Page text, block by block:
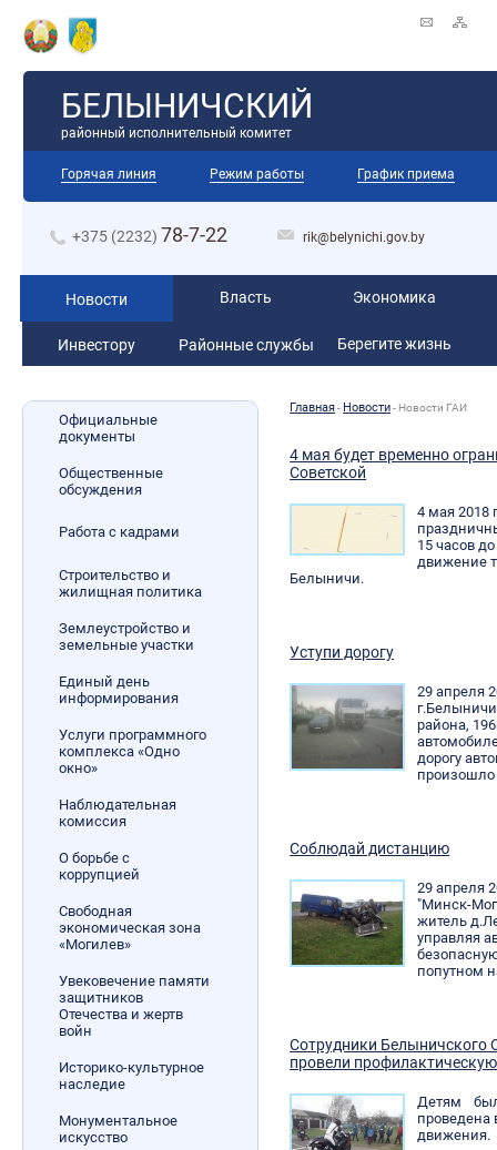
БЕЛЫНИЧСКИЙ
районный исполнительный комитет
Горячая линия Режим работы График приема
+375 (2232) 78-7-22 rik@belynichi.gov.by
Новости Власть Экономика
Инвестору Районные службы Берегите жизнь
Официальные
документы
Общественные
обсуждения
Работа с кадрами
Строительство и
жилищная политика
Землеустройство и
земельные участки
Единый день
информирования
Услуги программного
комплекса «Одно
окно»
Наблюдательная
комиссия
О борьбе с
коррупцией
Свободная
экономическая зона
«Могилев»
Увековечение памяти
защитников
Отечества и жертв
войн
Историко-культурное
наследие
Монументальное
искусство
Главная- Новости- Новости ГАИ
4 мая будет временно
Советской
4 мая 2018
15 часов
движение
Белыничи.
Уступи дорогу
29 апреля
района,
дорогу
Соблюдай дистанцию
29 апреля
"Минск-
житель
управляя
попутном
Сотрудники Белыничского
провели
Детям
проведена
движения.